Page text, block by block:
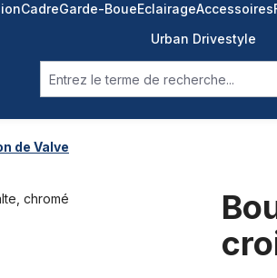
CadreGarde-BoueEclairageAccessoires
Urban Drivestyle
de Valve